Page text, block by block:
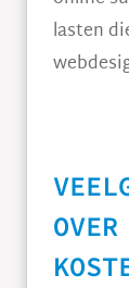
lasten